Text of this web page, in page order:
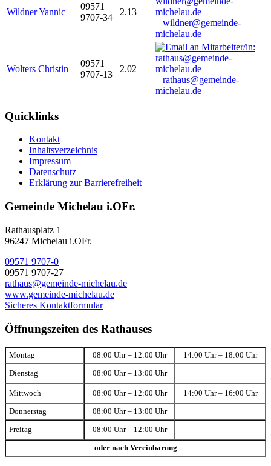
Wildner Yannic
09571
9707-34
2.13
wildner@gemeinde-
michelau.de
Wolters Christin
09571
9707-13
2.02
rathaus@gemeinde-
michelau.de
Quicklinks
Kontakt
Inhaltsverzeichnis
Impressum
Datenschutz
Erklärung zur Barrierefreiheit
Gemeinde Michelau i.OFr.
Rathausplatz 1
96247 Michelau i.OFr.
09571 9707-0
09571 9707-27
rathaus@gemeinde-michelau.de
www.gemeinde-michelau.de
Sicheres Kontaktformular
Öffnungszeiten des Rathauses
Montag 08:00 Uhr – 12:00 Uhr 14:00 Uhr – 18:00 Uhr
Dienstag 08:00 Uhr – 13:00 Uhr
Mittwoch 08:00 Uhr – 12:00 Uhr 14:00 Uhr – 16:00 Uhr
Donnerstag 08:00 Uhr – 13:00 Uhr
Freitag 08:00 Uhr – 12:00 Uhr
oder nach Vereinbarung